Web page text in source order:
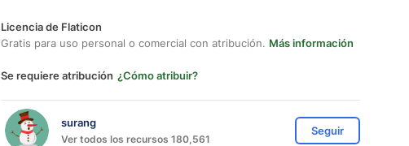
Licencia de Flaticon
Gratis para uso personal o comercial con atribución. Más información
Se requiere atribución ¿Cómo atribuir?
surang
Ver todos los recursos 180,561
Seguir